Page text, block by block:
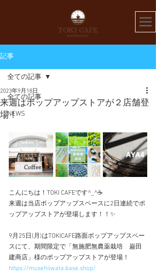
記事
全ての記事
NEWS
全ての記事
来週はポップアップストアが２店舗登
場！
2023年9月18日
こんにちは！TOKI CAFEです^_^☕️
来週は当店ポップアップスペースに2日連続でポ
ップアップストアが登場します！！✨
9月25日(月)はTOKICAFE路面ポップアップスペー
スにて、期間限定で「無施肥無農薬栽培　巌田
建商店」様のポップアップストアが登場！
https://musehiiwata.base.shop/